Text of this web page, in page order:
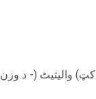
والیتیٹ (- د وزن